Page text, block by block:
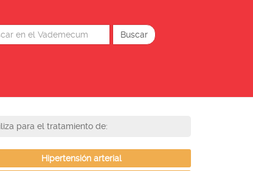
para el tratamiento de:
Hipertensión arterial